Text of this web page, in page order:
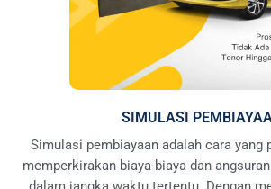
SIMULASI
Simulasi pembiayaan adalah cara yang
memperkirakan biaya-biaya dan